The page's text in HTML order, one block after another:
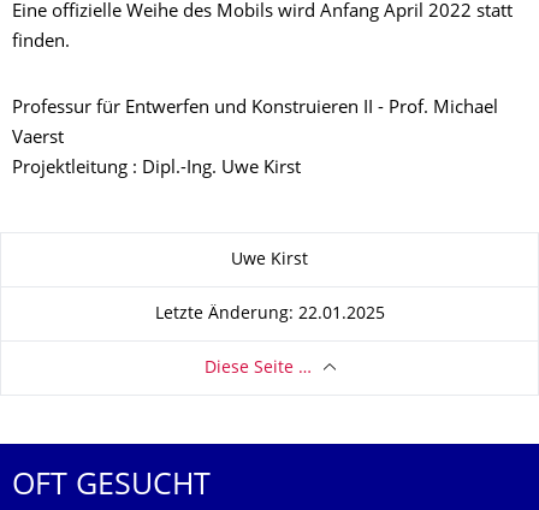
Eine offizielle Weihe des Mobils wird Anfang April 2022 statt
finden.
Professur für Entwerfen und Konstruieren II - Prof. Michael
Vaerst
Projektleitung : Dipl.-Ing. Uwe Kirst
Uwe Kirst
Letzte Änderung: 22.01.2025
Diese Seite …
OFT GESUCHT